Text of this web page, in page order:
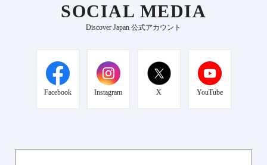
SOCIAL MEDIA
Discover Japan 公式アカウント
Facebook Instagram X YouTube